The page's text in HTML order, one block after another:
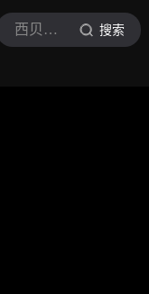
西贝音乐 搜索